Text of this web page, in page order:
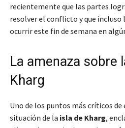
recientemente que las partes
resolver el conflicto y que
ocurrir este fin de semana en
La amenaza sobre
Kharg
Uno de los puntos más críticos de
situación de la isla de Kharg,